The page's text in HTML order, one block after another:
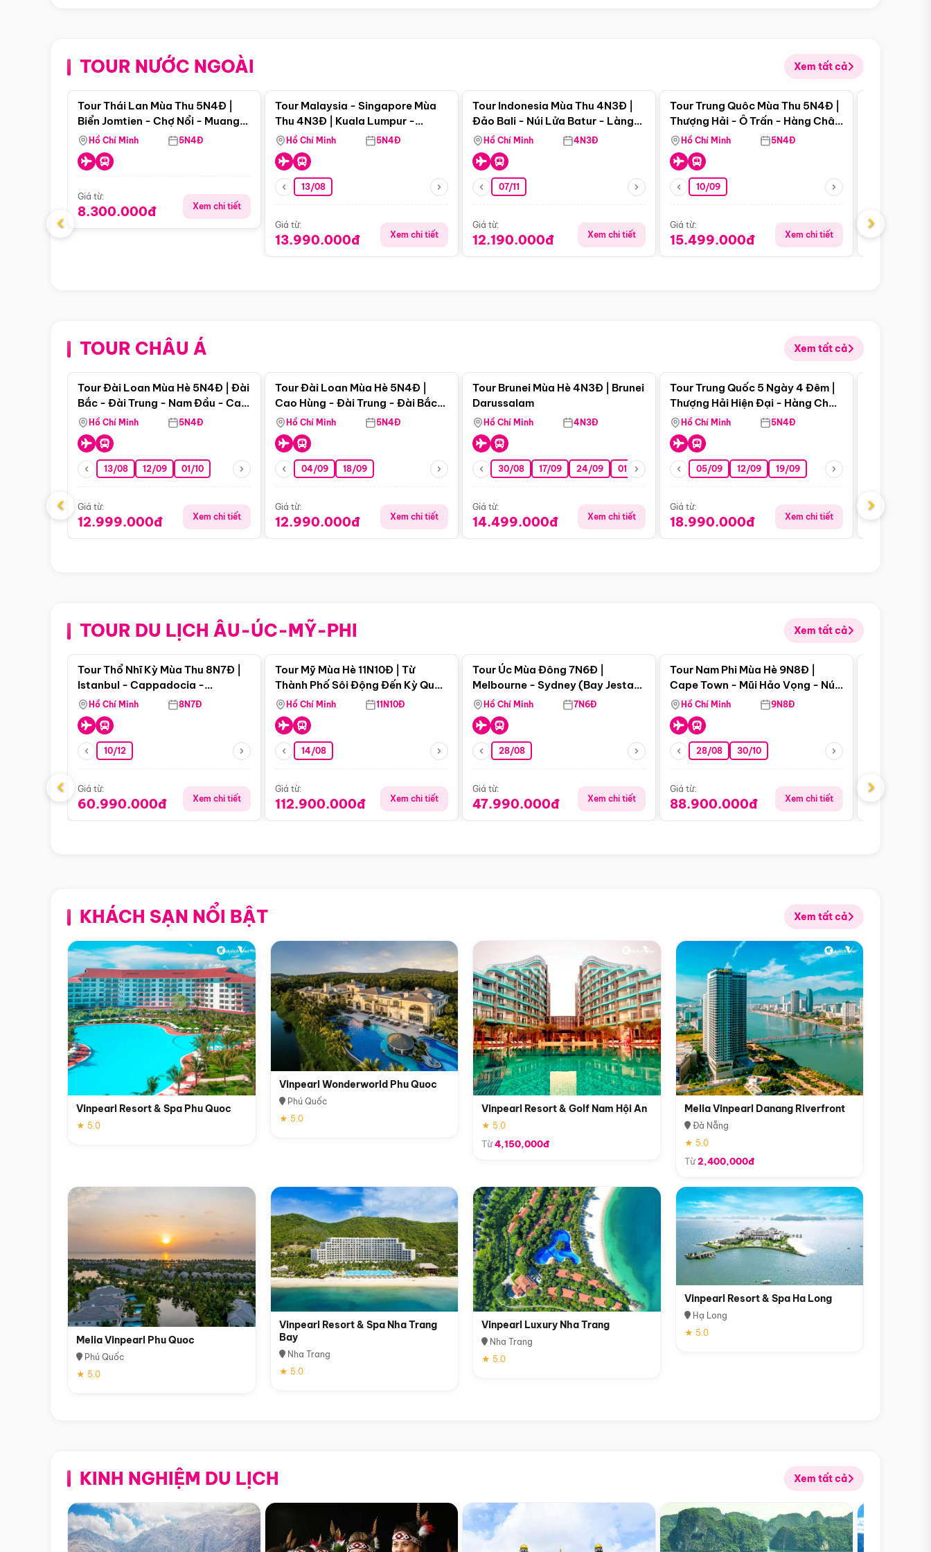
TOUR NƯỚC NGOÀI Xem tất cả
Điểm nổi bật
Tour Thái Lan Mùa Thu 5N4Đ |
Biển Jomtien - Chợ Nổi - Muang
Boran - Suanthai (Bay Vietnam
Airlines)
Hồ Chí Minh 5N4Đ
Giá từ:
8.300.000đ Xem chi tiết
Tour Malaysia - Singapore Mùa
Thu 4N3Đ | Kuala Lumpur -
Malacca - Johor Baru -
Singapore
Hồ Chí Minh 5N4Đ
13/08
Giá từ:
13.990.000đ Xem chi tiết
Tour Indonesia Mùa Thu 4N3Đ |
Đảo Bali - Núi Lửa Batur - Làng
Penglipuran
Hồ Chí Minh 4N3Đ
07/11
Giá từ:
12.190.000đ Xem chi tiết
Điểm nổi bật
Tour Trung Quôc Mùa Thu 5N4Đ |
Thượng Hải - Ô Trấn - Hàng Châu
(Tour Không Shopping)
Hồ Chí Minh 5N4Đ
10/09
Giá từ:
15.499.000đ Xem chi tiết
Giá từ:
‹ ›
TOUR CHÂU Á Xem tất cả
Điểm nổi bật
Tour Đài Loan Mùa Hè 5N4Đ | Đài
Bắc - Đài Trung - Nam Đầu - Cao
Hùng ( Bay Vn)
Hồ Chí Minh 5N4Đ
13/08 12/09 01/10
Giá từ:
12.999.000đ Xem chi tiết
Tour Đài Loan Mùa Hè 5N4Đ |
Cao Hùng - Đài Trung - Đài Bắc
(Bay Vj)
Hồ Chí Minh 5N4Đ
04/09 18/09
Giá từ:
12.990.000đ Xem chi tiết
Tour Brunei Mùa Hè 4N3Đ | Brunei
Darussalam
Hồ Chí Minh 4N3Đ
30/08 17/09 24/09 01/10 15/10 29/10
Giá từ:
14.499.000đ Xem chi tiết
Điểm nổi bật
Tour Trung Quốc 5 Ngày 4 Đêm |
Thượng Hải Hiện Đại - Hàng Châu
Nên Thơ - Ô Trấn Cổ Kính
Hồ Chí Minh 5N4Đ
05/09 12/09 19/09
Giá từ:
18.990.000đ Xem chi tiết
Giá từ:
‹ ›
TOUR DU LỊCH ÂU-ÚC-MỸ-PHI Xem tất cả
Điểm nổi bật
Tour Thổ Nhĩ Kỳ Mùa Thu 8N7Đ |
Istanbul - Cappadocia -
Pamukkale
Hồ Chí Minh 8N7Đ
10/12
Giá từ:
60.990.000đ Xem chi tiết
Tour Mỹ Mùa Hè 11N10Đ | Từ
Thành Phố Sôi Động Đến Kỳ Quan
Thiên Nhiên Mỹ
Hồ Chí Minh 11N10Đ
14/08
Giá từ:
112.900.000đ Xem chi tiết
Tour Úc Mùa Đông 7N6Đ |
Melbourne - Sydney (Bay Jestar
Airways)
Hồ Chí Minh 7N6Đ
28/08
Giá từ:
47.990.000đ Xem chi tiết
Điểm nổi bật
Tour Nam Phi Mùa Hè 9N8Đ |
Cape Town - Mũi Hảo Vọng - Núi
Bàn - Johannesburg - Pretoria -
Safari - Lodge
Hồ Chí Minh 9N8Đ
28/08 30/10
Giá từ:
88.900.000đ Xem chi tiết
Giá từ:
‹ ›
KHÁCH SẠN NỔI BẬT Xem tất cả
Vinpearl Resort & Spa Phu Quoc
★ 5.0
Vinpearl Wonderworld Phu Quoc
Phú Quốc
★ 5.0
Vinpearl Resort & Golf Nam Hội An
★ 5.0
Từ4,150,000đ
Melia Vinpearl Danang Riverfront
Đà Nẵng
★ 5.0
Từ2,400,000đ
Melia Vinpearl Phu Quoc
Phú Quốc
★ 5.0
Vinpearl Resort & Spa Nha Trang
Bay
Nha Trang
★ 5.0
Vinpearl Luxury Nha Trang
Nha Trang
★ 5.0
Vinpearl Resort & Spa Ha Long
Hạ Long
★ 5.0
KINH NGHIỆM DU LỊCH Xem tất cả